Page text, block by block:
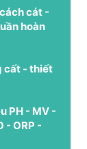
cát -
hoàn
cất - thiết
PH - MV -
- ORP -